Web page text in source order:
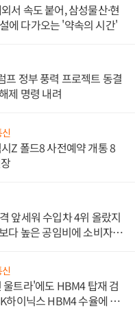
서 속도 붙어, 삼성물산·현
에 다가오는 '약속의 시간'
프 정부 풍력 프로젝트 동결
제 명령 내려
Z 폴드8 사전예약 개통 8
앞세워 수입차 4위 올랐지
다 높은 공임비에 소비자
트라'에도 HBM4 탑재 검
하이닉스 HBM4 수율에 주